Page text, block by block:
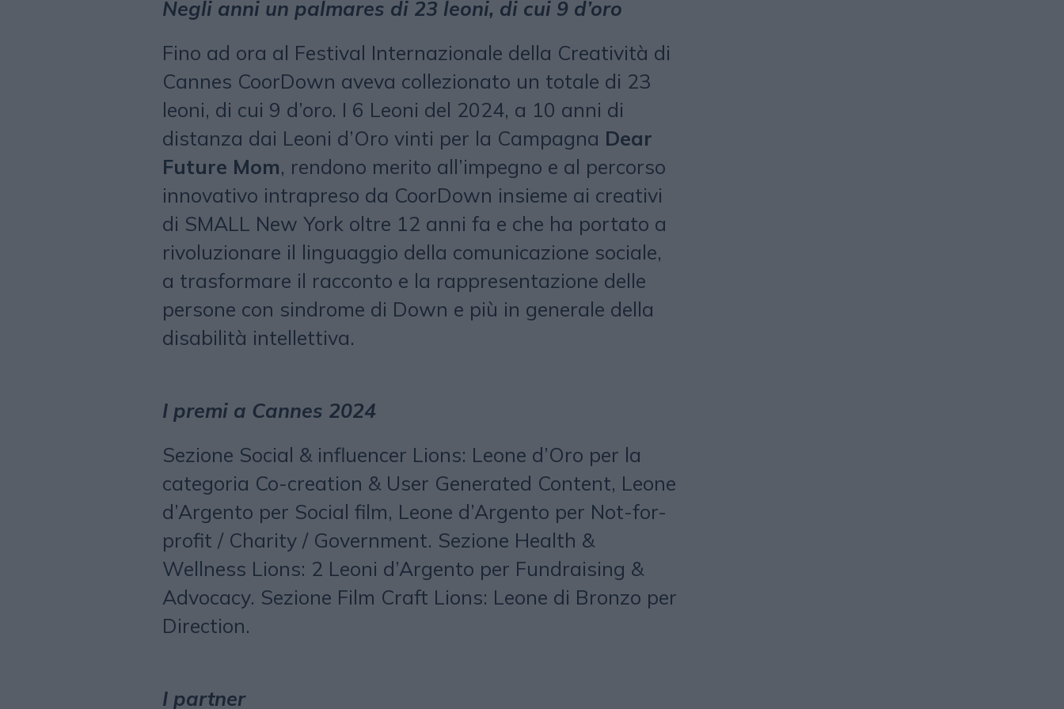
Negli anni un palmares di 23 leoni, di cui 9 d’oro
Fino ad ora al Festival Internazionale della Creatività di
Cannes CoorDown aveva collezionato un totale di 23
leoni, di cui 9 d’oro. I 6 Leoni del 2024, a 10 anni di
distanza dai Leoni d’Oro vinti per la Campagna Dear
Future Mom, rendono merito all’impegno e al percorso
innovativo intrapreso da CoorDown insieme ai creativi
di SMALL New York oltre 12 anni fa e che ha portato a
rivoluzionare il linguaggio della comunicazione sociale,
a trasformare il racconto e la rappresentazione delle
persone con sindrome di Down e più in generale della
disabilità intellettiva.
I premi a Cannes 2024
Sezione Social & influencer Lions: Leone d’Oro per la
categoria Co-creation & User Generated Content, Leone
d’Argento per Social film, Leone d’Argento per Not-for-
profit / Charity / Government. Sezione Health &
Wellness Lions: 2 Leoni d’Argento per Fundraising &
Advocacy. Sezione Film Craft Lions: Leone di Bronzo per
Direction.
I partner